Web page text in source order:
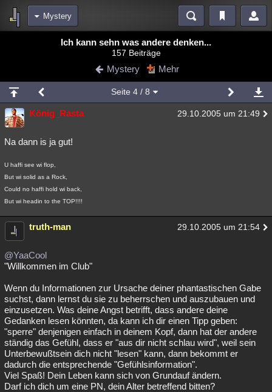
Mystery
Blogs Videos
Chat Wiki Neuigkeiten
meine Rubriken
Menschen Wissenschaft Mystery Kriminalfälle
Spiritualität Verschwörungen
Natur Umfragen
Philosophie Träume
Astronomie Helpdesk Gaming Filme
Übersichten
Besucht Teilgenommen Alle Neue Geschlossen
Lesenswert Schlüsselwörter
Ich kann sehn was andere denken...
157 Beiträge
Mystery Mehr
Seite 4/ 8
König_Rasta 29.10.2005 um 21:49
Na dann is ja gut!
U haffi see wi flop,
But wi solid as a Rock,
Could no haffi hold wi back,
But wi headin to the TOP!!!!
truth-man 29.10.2005 um 21:54
@YaaCool
"Willkommen im Club"
Wenn du Informationen zur Ursache deiner phantastischen Gabe
suchst, dann lernst du sie zu beherrschen und auszubauen und
einzusetzen. Was deine Angst betrifft, dass andere deine
Gedanken lesen könnten, da kann ich dir einen Tipp geben:
"sperre" denjenigen einfach in deinem Kopf, dann hat der andere
ständig das Gefühl, dass er "aus dir nicht schlau wird", weil sein
Unterbewußtsein dich nicht "lesen" kann, dann bekommt er
dadurch die entsprechende "Gefühlsinformation".
Viel Spaß! Dein Leben kann sich von Grundauf ändern.
Darf ich dich um eine PN, dein Alter betreffend bitten?